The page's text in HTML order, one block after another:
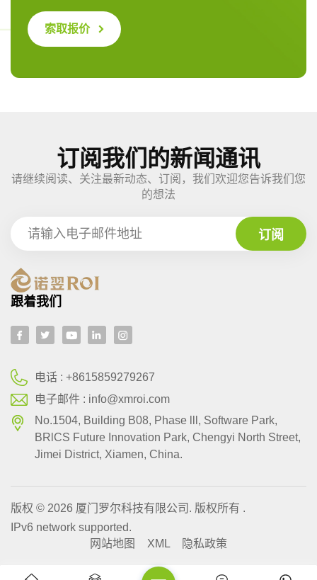
索取报价
订阅我们的新闻通讯
请继续阅读、关注最新动态、订阅，我们欢迎您告诉我们您
的想法
跟着我们
电话 :+8615859279267
电子邮件 : info@xmroi.com
No.1504, Building B08, Phase lll, Software Park,
BRlCS Future Innovation Park, Chengyi North Street,
Jimei District, Xiamen, China.
版权 © 2026 厦门罗尔科技有限公司. 版权所有 .
IPv6 network supported.
网站地图
XML 隐私政策